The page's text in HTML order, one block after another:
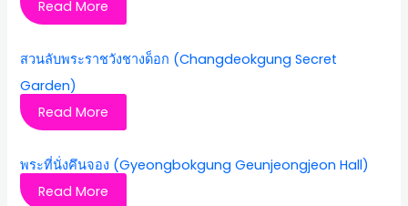
Read More
สวนลับพระราชวังชางด็อก (Changdeokgung Secret
Garden)
Read More
พระที่นั่งคึนจอง (Gyeongbokgung Geunjeongjeon Hall)
Read More